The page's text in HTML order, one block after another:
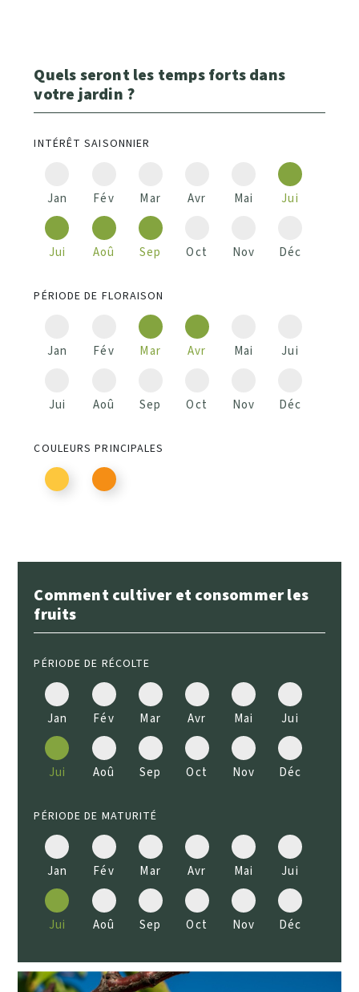
Quels seront les temps forts dans
votre jardin ?
INTÉRÊT SAISONNIER
Jan Fév Mar Avr Mai Jui
Jui Aoû Sep Oct Nov Déc
PÉRIODE DE FLORAISON
Jan Fév Mar Avr Mai Jui
Jui Aoû Sep Oct Nov Déc
COULEURS PRINCIPALES
Comment cultiver et consommer les
fruits
PÉRIODE DE RÉCOLTE
Jan Fév Mar Avr Mai Jui
Jui Aoû Sep Oct Nov Déc
PÉRIODE DE MATURITÉ
Jan Fév Mar Avr Mai Jui
Jui Aoû Sep Oct Nov Déc